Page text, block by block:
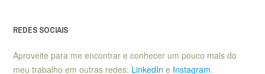
REDES SOCIAIS
Aproveite para me encontrar e conhecer um pouco mais do
meu trabalho em outras redes: LinkedIn e Instagram.